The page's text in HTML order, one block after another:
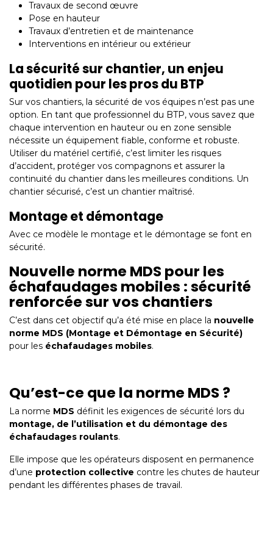
Travaux de second œuvre
Pose en hauteur
Travaux d’entretien et de maintenance
Interventions en intérieur ou extérieur
La sécurité sur chantier, un enjeu
quotidien pour les pros du BTP
Sur vos chantiers, la sécurité de vos équipes n’est pas une
option. En tant que professionnel du BTP, vous savez que
chaque intervention en hauteur ou en zone sensible
nécessite un équipement fiable, conforme et robuste.
Utiliser du matériel certifié, c’est limiter les risques
d’accident, protéger vos compagnons et assurer la
continuité du chantier dans les meilleures conditions. Un
chantier sécurisé, c’est un chantier maîtrisé.
Montage et démontage
Avec ce modèle le montage et le démontage se font en
sécurité.
Nouvelle norme MDS pour les
échafaudages mobiles : sécurité
renforcée sur vos chantiers
C’est dans cet objectif qu’a été mise en place la nouvelle
norme MDS (Montage et Démontage en Sécurité)
pour les échafaudages mobiles.
Qu’est-ce que la norme MDS ?
La norme MDS définit les exigences de sécurité lors du
montage, de l’utilisation et du démontage des
échafaudages roulants.
Elle impose que les opérateurs disposent en permanence
d’une protection collective contre les chutes de hauteur
pendant les différentes phases de travail.